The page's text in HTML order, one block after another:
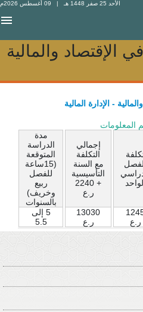
الأحد 25 صفر 1448 هـ | 09 أغسطس 2026م
الإقتصاد والمالية
الإقتصاد والمالية
- الإدارة المالية
المعلومات
إجمالي
التكلفة
مع السنة
التأسيسية
+ 2240
ر.ع
مدة
الدراسة
المتوقعة
(15ساعة
للفصل
ربيع
وخريف)
بالسنوات
ر.ع
13030
ر.ع
5 إلى
5.5